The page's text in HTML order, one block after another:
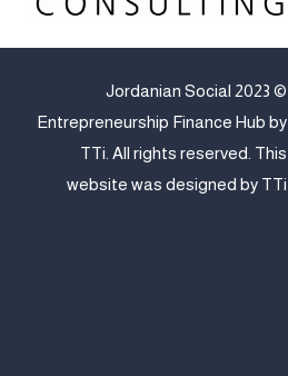
© 2023 Jordanian Social
Entrepreneurship Finance Hub by
TTi. All rights reserved. This
website was designed by TTi